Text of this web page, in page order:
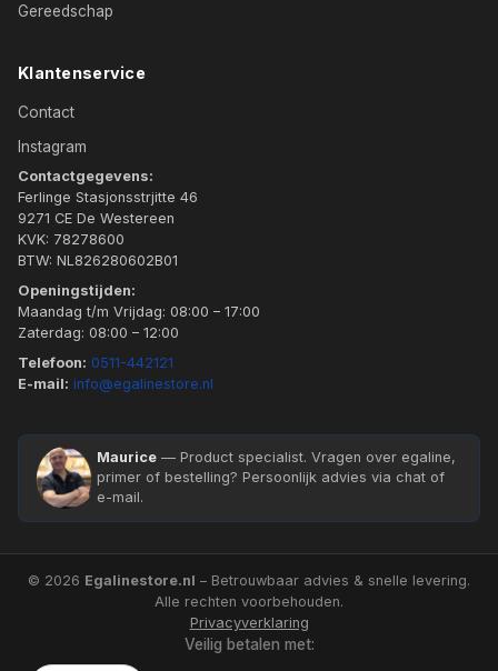
Gereedschap
Klantenservice
Contact
Instagram
Contactgegevens:
Ferlinge Stasjonsstrjitte 46
9271 CE De Westereen
KVK: 78278600
BTW: NL826280602B01
Openingstijden:
Maandag t/m Vrijdag: 08:00 – 17:00
Zaterdag: 08:00 – 12:00
Telefoon: 0511-442121
E-mail: info@egalinestore.nl
Maurice— Product specialist. Vragen over egaline,
primer of bestelling? Persoonlijk advies via chat of
e-mail.
© 2026 Egalinestore.nl – Betrouwbaar advies & snelle levering.
Alle rechten voorbehouden.
Privacyverklaring
Veilig betalen met: